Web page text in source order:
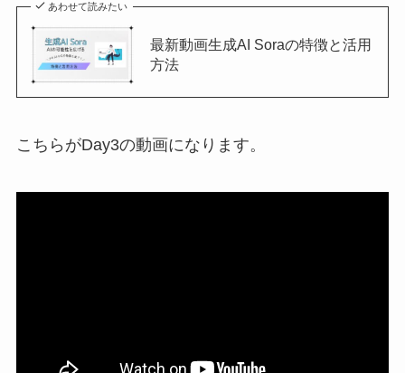
あわせて読みたい
最新動画生成AI Soraの特徴と活用
方法
こちらがDay3の動画になります。